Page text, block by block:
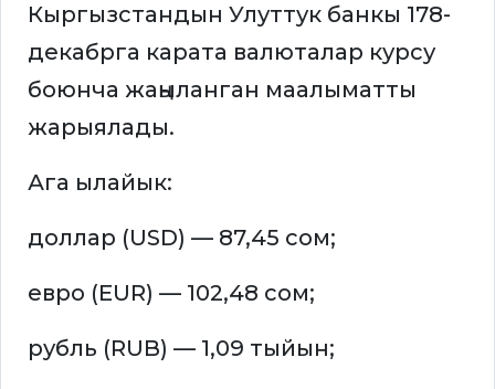
Кыргызстандын Улуттук банкы 178-
декабрга карата валюталар курсу
боюнча жаңыланган маалыматты
жарыялады.
Ага ылайык:
доллар (USD) — 87,45 сом;
евро (EUR) — 102,48 сом;
рубль (RUB) — 1,09 тыйын;